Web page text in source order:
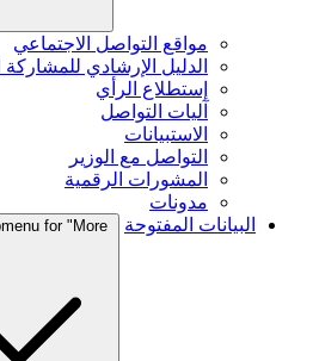
مواقع التواصل الاجتماعي
الدليل الإرشادي للمشاركة
إستطلاع الرأي
آليات التواصل
الاستبيانات
التواصل مع الوزير
المشورات الرقمية
مدونات
البيانات المفتوحة
for "More"